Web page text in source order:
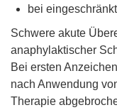
bei
Schwere akute
anaphylaktischer
Bei ersten
nach Anwendung
Therapie